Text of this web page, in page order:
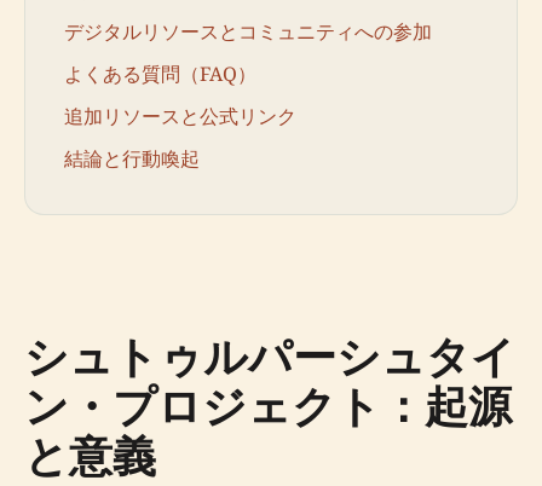
デジタルリソースとコミュニティへの参加
よくある質問（FAQ）
追加リソースと公式リンク
結論と行動喚起
シュトゥルパーシュタイ
ン・プロジェクト：起源
と意義